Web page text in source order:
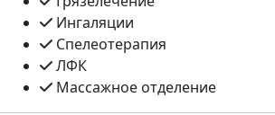
Ингаляции
Спелеотерапия
ЛФК
Массажное отделение